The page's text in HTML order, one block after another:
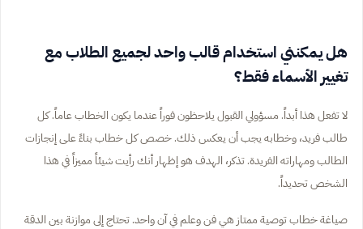
هل يمكنني استخدام قالب واحد لجميع الطلاب مع
تغيير الأسماء فقط؟
لا تفعل هذا أبداً. مسؤولي القبول يلاحظون فوراً عندما يكون الخطاب عاماً. كل
طالب فريد، وخطابه يجب أن يعكس ذلك. خصص كل خطاب بناءً على إنجازات
الطالب ومهاراته الفريدة. تذكر، الهدف هو إظهار أنك رأيت شيئاً مميزاً في هذا
الشخص تحديداً.
صياغة خطاب توصية ممتاز هي فن وعلم في آن واحد. تحتاج إلى موازنة بين الدقة